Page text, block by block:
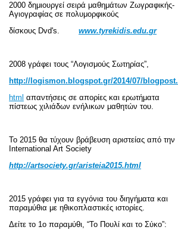
2000 δημιουργεί σειρά μαθημάτων Ζωγραφικής-
Αγιογραφίας σε πολυμορφικούς
δίσκους Dvd's. www.tyrekidis.edu.gr
2008 γράφει τους “Λογισμούς Σωτηρίας”,
http:// logismon. blogspot.gr/2014/07/blogpost.
html απαντήσεις σε απορίες και ερωτήματα
πίστεως χιλιάδων ενήλικων μαθητών του.
Το 2015 θα τύχουν βράβευση αριστείας από την
International Art Society
http://artsociety.gr/aristeia2015.html
2015 γράφει για τα εγγόνια του διηγήματα και
παραμύθια με ηθικοπλαστικές ιστορίες.
Δείτε το 1ο παραμύθι, “Το Πουλί και το Σύκο”: